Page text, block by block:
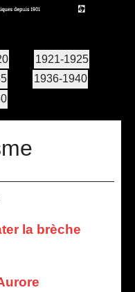
1921-1925
1936-1940
la brèche